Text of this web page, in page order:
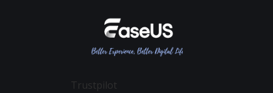
Termini & Condizioni
Recupero Dati Scheda SD
Recupero dei File su Mac
Trustpilot